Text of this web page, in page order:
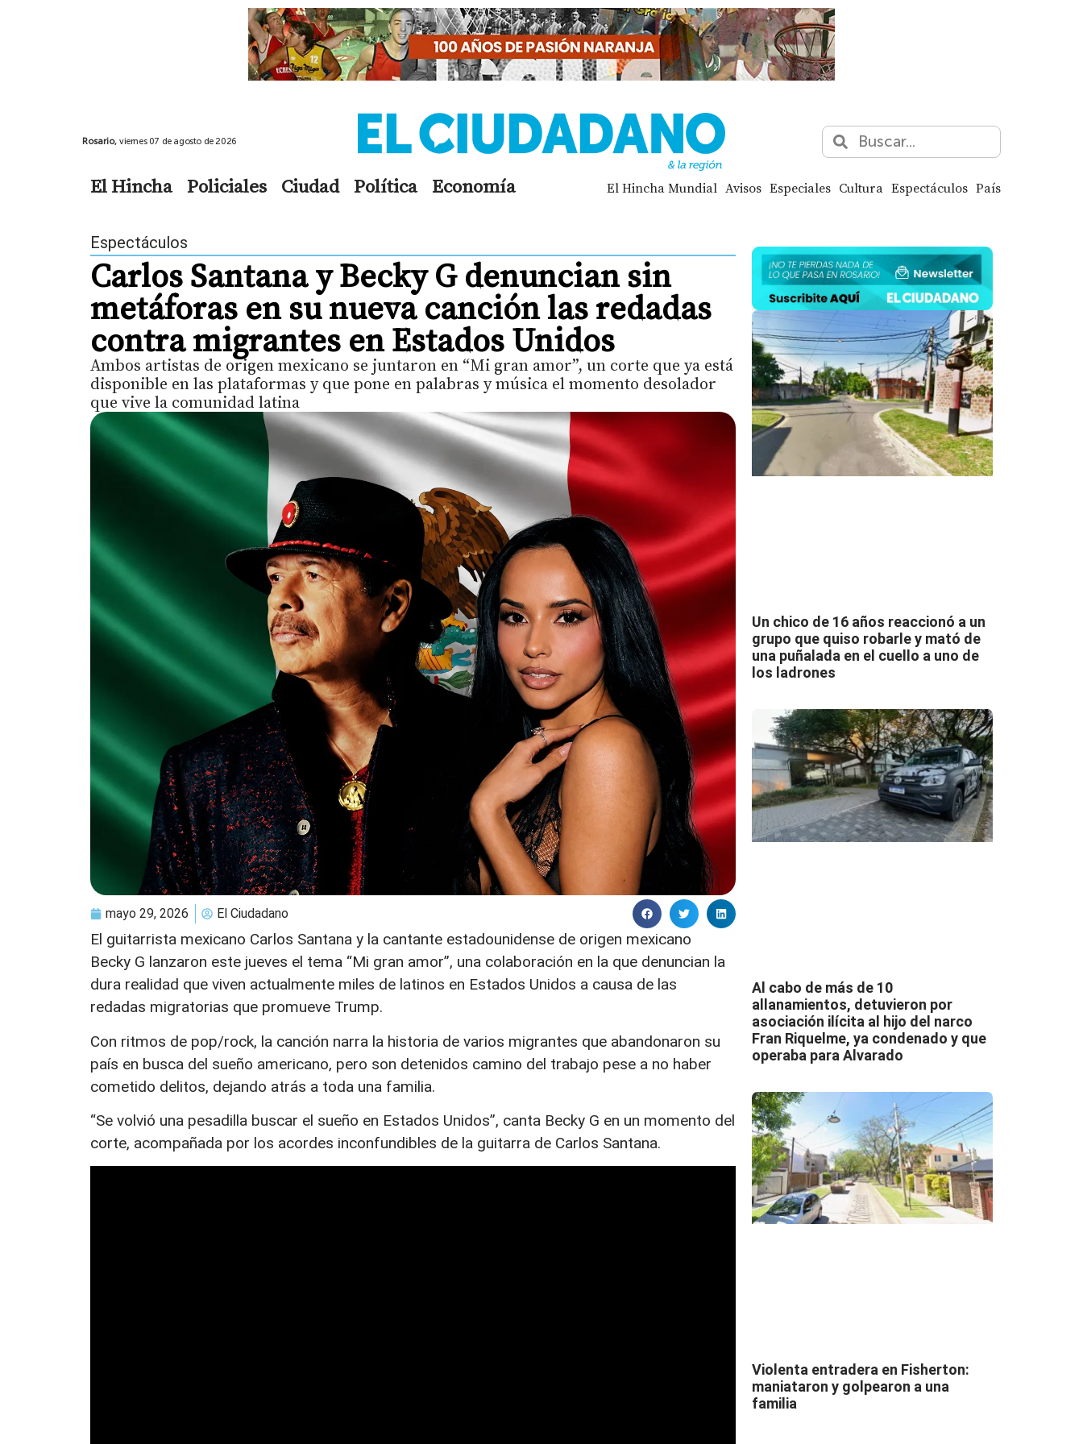
Rosario, viernes 07 de agosto de 2026
El Hincha Policiales Ciudad Política Economía El Hincha Mundial Avisos Especiales Cultura Espectáculos País
Espectáculos
Carlos Santana y Becky G denuncian sin
metáforas en su nueva canción las redadas
contra migrantes en Estados Unidos
Ambos artistas de origen mexicano se juntaron en “Mi gran amor”, un corte que ya está
disponible en las plataformas y que pone en palabras y música el momento desolador
que vive la comunidad latina
mayo 29, 2026 El Ciudadano
El guitarrista mexicano Carlos Santana y la cantante estadounidense de origen mexicano
Becky G lanzaron este jueves el tema “Mi gran amor”, una colaboración en la que denuncian la
dura realidad que viven actualmente miles de latinos en Estados Unidos a causa de las
redadas migratorias que promueve Trump.
Con ritmos de pop/rock, la canción narra la historia de varios migrantes que abandonaron su
país en busca del sueño americano, pero son detenidos camino del trabajo pese a no haber
cometido delitos, dejando atrás a toda una familia.
“Se volvió una pesadilla buscar el sueño en Estados Unidos”, canta Becky G en un momento del
corte, acompañada por los acordes inconfundibles de la guitarra de Carlos Santana.
Un chico de 16 años reaccionó a un
grupo que quiso robarle y mató de
una puñalada en el cuello a uno de
los ladrones
Al cabo de más de 10
allanamientos, detuvieron por
asociación ilícita al hijo del narco
Fran Riquelme, ya condenado y que
operaba para Alvarado
Violenta entradera en Fisherton:
maniataron y golpearon a una
familia